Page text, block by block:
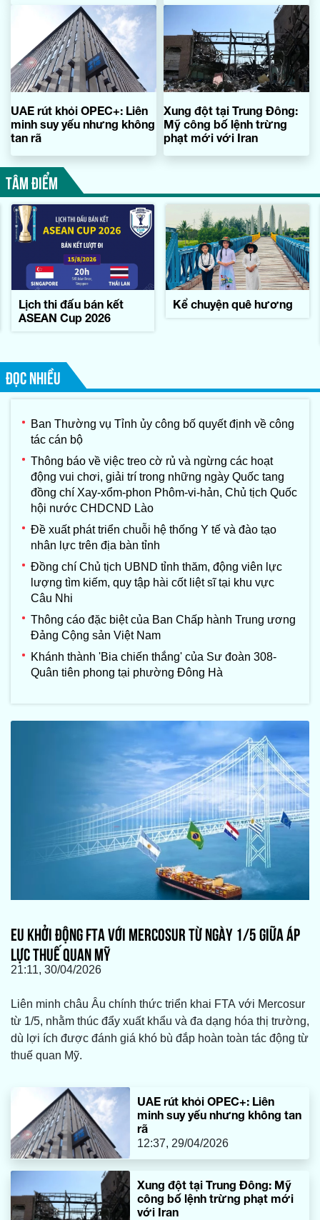
UAE rút khỏi OPEC+: Liên
minh suy yếu nhưng không
tan rã
Xung đột tại Trung Đông:
Mỹ công bố lệnh trừng
phạt mới với Iran
TÂM ĐIỂM
Lịch thi đấu bán kết
ASEAN Cup 2026
Kể chuyện quê hương
ĐỌC NHIỀU
Ban Thường vụ Tỉnh ủy công bố quyết định về công
tác cán bộ
Thông báo về việc treo cờ rủ và ngừng các hoạt
động vui chơi, giải trí trong những ngày Quốc tang
đồng chí Xay-xổm-phon Phôm-vi-hản, Chủ tịch Quốc
hội nước CHDCND Lào
Đề xuất phát triển chuỗi hệ thống Y tế và đào tạo
nhân lực trên địa bàn tỉnh
Đồng chí Chủ tịch UBND tỉnh thăm, động viên lực
lượng tìm kiếm, quy tập hài cốt liệt sĩ tại khu vực
Câu Nhi
Thông cáo đặc biệt của Ban Chấp hành Trung ương
Đảng Cộng sản Việt Nam
Khánh thành 'Bia chiến thắng' của Sư đoàn 308-
Quân tiên phong tại phường Đông Hà
EU KHỞI ĐỘNG FTA VỚI MERCOSUR TỪ NGÀY 1/5 GIỮA ÁP
LỰC THUẾ QUAN MỸ
21:11, 30/04/2026
Liên minh châu Âu chính thức triển khai FTA với Mercosur
từ 1/5, nhằm thúc đẩy xuất khẩu và đa dạng hóa thị trường,
dù lợi ích được đánh giá khó bù đắp hoàn toàn tác động từ
thuế quan Mỹ.
UAE rút khỏi OPEC+: Liên
minh suy yếu nhưng không tan
rã
12:37, 29/04/2026
Xung đột tại Trung Đông: Mỹ
công bố lệnh trừng phạt mới
với Iran